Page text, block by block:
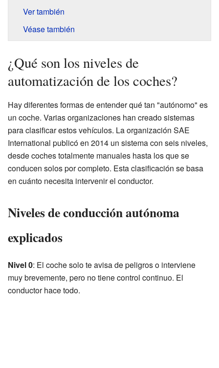
Ver también
Véase también
¿Qué son los niveles de
automatización de los coches?
Hay diferentes formas de entender qué tan "autónomo" es
un coche. Varias organizaciones han creado sistemas
para clasificar estos vehículos. La organización SAE
International publicó en 2014 un sistema con seis niveles,
desde coches totalmente manuales hasta los que se
conducen solos por completo. Esta clasificación se basa
en cuánto necesita intervenir el conductor.
Niveles de conducción autónoma
explicados
Nivel 0: El coche solo te avisa de peligros o interviene
muy brevemente, pero no tiene control continuo. El
conductor hace todo.